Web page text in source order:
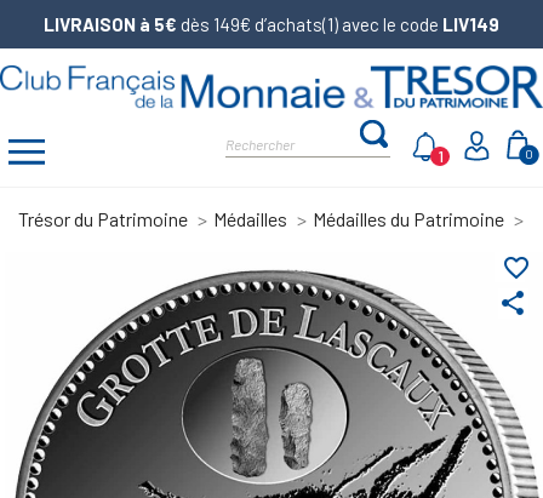
LIVRAISON à 5€ dès 149€ d’achats(1) avec le code LIV149
0
1
Trésor du Patrimoine Médailles Médailles du Patrimoine
share
favorite_border